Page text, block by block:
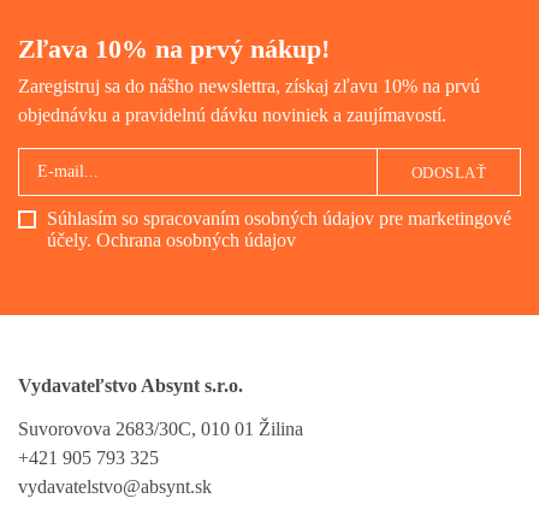
Zľava 10% na prvý nákup!
Zaregistruj sa do nášho newslettra, získaj zľavu 10% na prvú
objednávku a pravidelnú dávku noviniek a zaujímavostí.
Súhlasím so spracovaním osobných údajov pre marketingové
účely. Ochrana osobných údajov
ODOSLAŤ
Vydavateľstvo Absynt s.r.o.
Suvorovova 2683/30C, 010 01 Žilina
+421 905 793 325
vydavatelstvo@absynt.sk